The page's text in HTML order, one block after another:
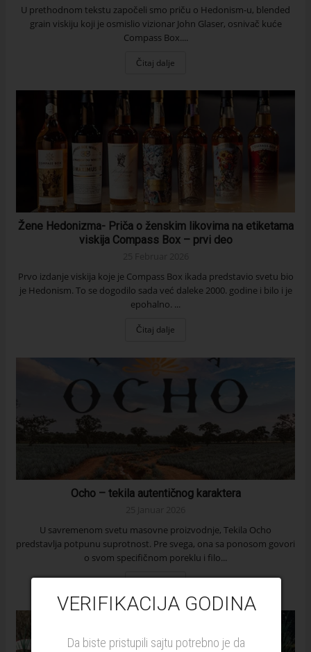
VERIFIKACIJA GODINA
Da biste pristupili sajtu potrebno je da
U prethodnom tekstu započeli smo priču o Hedonism-u, blended
grain viskiju koji je osmislio vizionar John Glaser, osnivač kuće
Compass Box....
Čitaj dalje
Žene Hedonizma- Priča o ženskim likovima na etiketama
viskija Compass Box – prvi deo
Prvo izdanje viskija koje je Compass Box ikada predstavio svetu bio
je Hedonism. To se dogodilo sada već daleke 2000. godine i bilo i je
epohalno. ...
Čitaj dalje
Ocho – tekila autentičnog karaktera
U savremenom svetu masovne proizvodnje, Tekila Ocho
predstavlja potpunu suprotnost. Pre svega, ona sa ponosom govori
o svom specifičnom poreklu i filo...